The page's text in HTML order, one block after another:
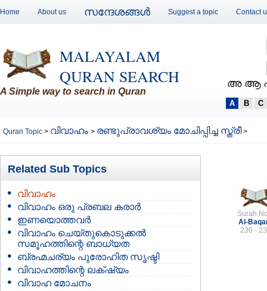
Home About us സന്ദേശങ്ങള്‍ Suggest a topic Contact
MALAYALAM
QURAN SEARCH
A Simple way to search in Quran
അ ആ
A B C
Quran Topic > വിവാഹം > രണ്ടുപ്രാവശ്യം മോചിപ്പിച്ച സ്ത്രീ >
Related Sub Topics
വിവാഹം
വിവാഹം ഒരു പ്രബല കരാര്‍
ഇണയൊത്തവര്‍
വിവാഹം ചെയ്തുകൊടുക്കല്‍
സമൂഹത്തിന്റെ ബാധ്യത
ബ്രഹ്മചര്യം പുരോഹിത സൃഷ്ടി
വിവാഹത്തിന്റെ ലക്‌ഷ്യം
വിവാഹ മോചനം
Surah
Al-
230 -